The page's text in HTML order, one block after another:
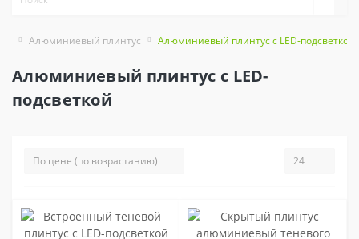
Алюминиевый плинтус Алюминиевый плинтус с LED-подсветкой
Алюминиевый плинтус с LED-
подсветкой